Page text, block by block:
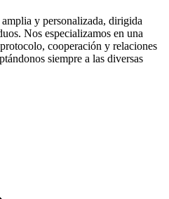
y personalizada, dirigida
Nos especializamos en una
cooperación y relaciones
siempre a las diversas